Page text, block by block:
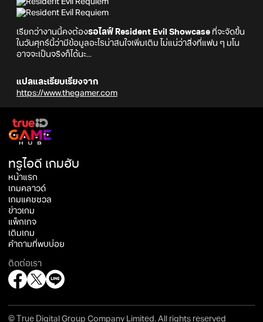
เรียกว่างานนี้คงต้องรอไลฟ์ Resident Evil Showcase ที่จะจัดขึ้น
ในวันศุกร์นี้ว่ามีข้อมูลอะไรน่าสนใจเพิ่มเติม ไม่แน่ว่าสิ่งที่แฟน ๆ มโน
อาจจะเป็นจริงก็ได้นะ...
แปลและเรียบเรียงจาก
https://www.thegamer.com
ทรูไอดี เกมฮับ
หน้าแรก
เกมคลาวด์
เกมแคชชวล
ข่าวเกม
แพ็กเกจ
เติมเกม
คำถามที่พบบ่อย
ติดต่อเรา
© True Digital Group Company Limited. All rights reserved